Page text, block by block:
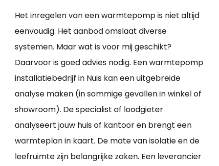
Het inregelen van een warmtepomp is niet altijd
eenvoudig. Het aanbod omslaat diverse
systemen. Maar wat is voor mij geschikt?
Daarvoor is goed advies nodig. Een warmtepomp
installatiebedrijf in Nuis kan een uitgebreide
analyse maken (in sommige gevallen in winkel of
showroom). De specialist of loodgieter
analyseert jouw huis of kantoor en brengt een
warmteplan in kaart. De mate van isolatie en de
leefruimte zijn belangrijke zaken. Een leverancier